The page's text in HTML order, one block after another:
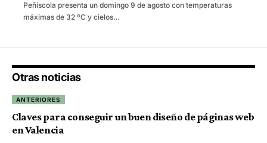
Peñíscola presenta un domingo 9 de agosto con temperaturas
máximas de 32 ºC y cielos…
Otras noticias
ANTERIORES
Claves para conseguir un buen diseño de páginas web
en Valencia